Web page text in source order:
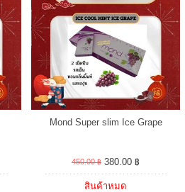
Mond Super slim Ice Grape
450.00 ฿ 380.00 ฿
สินค้าหมด